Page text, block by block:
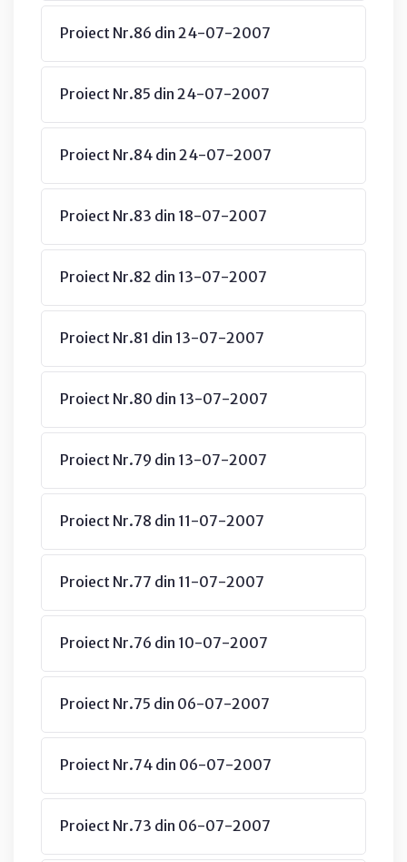
Proiect Nr.86 din 24-07-2007
Proiect Nr.85 din 24-07-2007
Proiect Nr.84 din 24-07-2007
Proiect Nr.83 din 18-07-2007
Proiect Nr.82 din 13-07-2007
Proiect Nr.81 din 13-07-2007
Proiect Nr.80 din 13-07-2007
Proiect Nr.79 din 13-07-2007
Proiect Nr.78 din 11-07-2007
Proiect Nr.77 din 11-07-2007
Proiect Nr.76 din 10-07-2007
Proiect Nr.75 din 06-07-2007
Proiect Nr.74 din 06-07-2007
Proiect Nr.73 din 06-07-2007